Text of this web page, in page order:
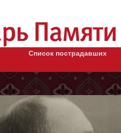
Список пострадавших